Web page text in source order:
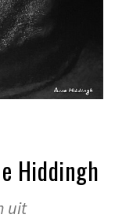
Hiddingh
uit